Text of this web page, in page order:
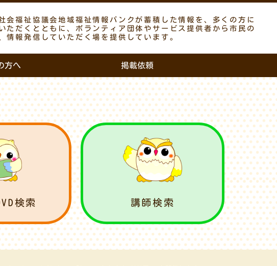
会福祉協議会地域福祉情報バンクが蓄積した情報を、多くの方に
ただくとともに、ボランティア団体やサービス提供者から市民の
情報発信していただく場を提供しています。
方へ 掲載依頼
検索 講師検索